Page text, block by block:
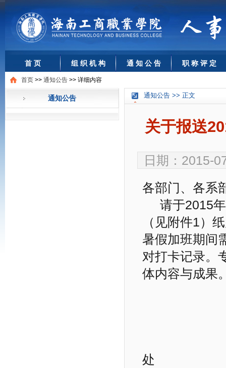
首 页 组 织 机 构 通 知 公 告 职 称 评 定
首页 >> 通知公告 >> 详细内容
通知公告 通知公告 >> 正文
关于报送
日期：2015-
各部门、各系
请于2015年
（见附件1）
暑假加班期间
对打卡记录。
体内容与成果
处